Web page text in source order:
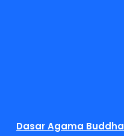
Dasar Agama Buddha